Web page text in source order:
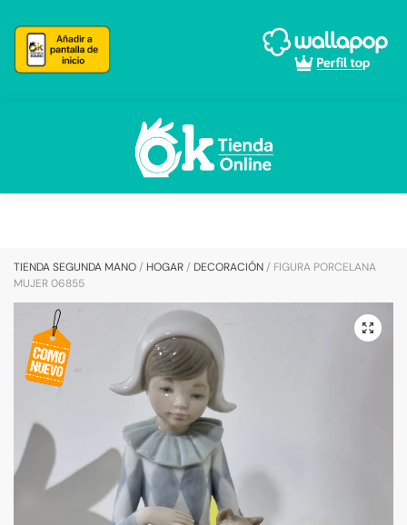
navigation
content
TIENDA SEGUNDA MANO/ HOGAR/ DECORACIÓN/ FIGURA PORCELANA
MUJER 06855